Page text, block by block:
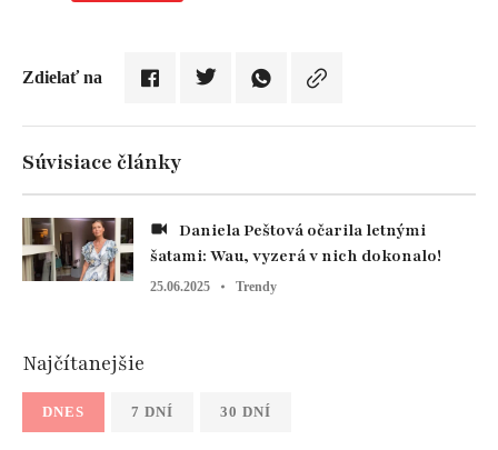
Zdielať na
Súvisiace články
šatami: Wau, vyzerá v nich dokonalo!
25.06.2025 Trendy
Najčítanejšie
DNES 7 DNÍ 30 DNÍ